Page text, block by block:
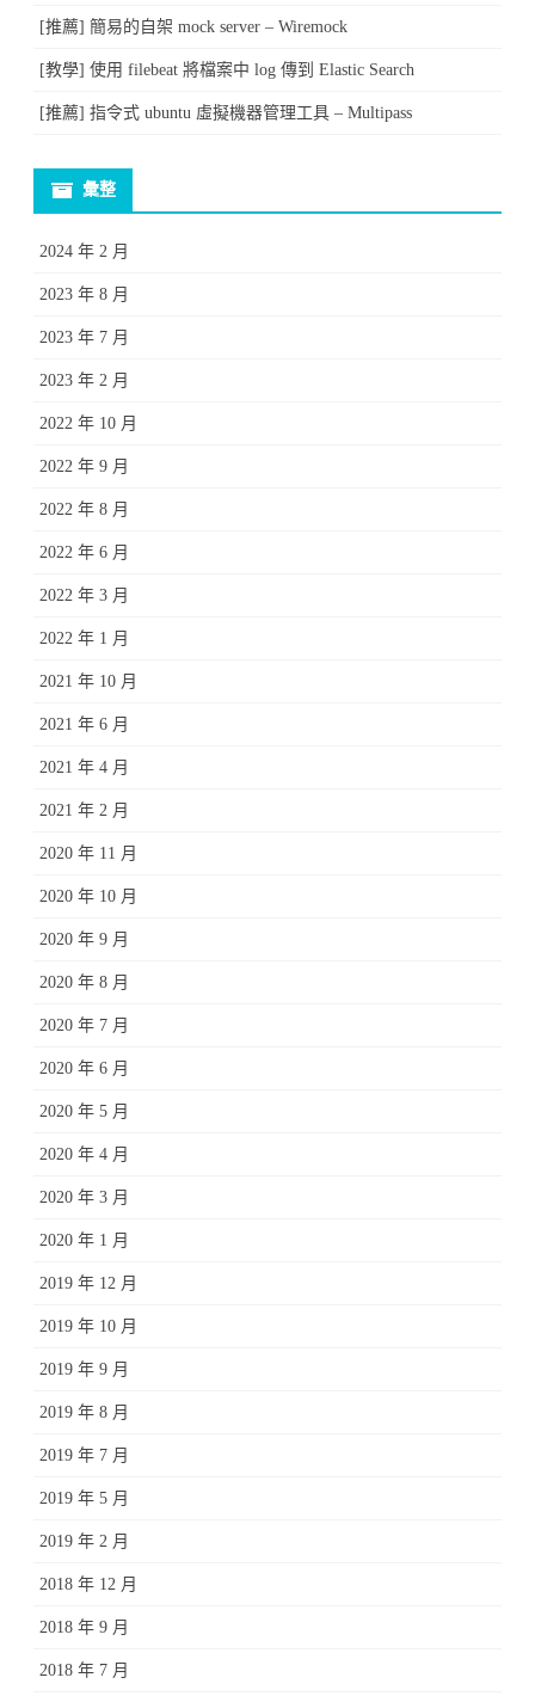
[推薦] 簡易的自架 mock server – Wiremock
[教學] 使用 filebeat 將檔案中 log 傳到 Elastic Search
[推薦] 指令式 ubuntu 虛擬機器管理工具 – Multipass
彙整
2024 年 2 月
2023 年 8 月
2023 年 7 月
2023 年 2 月
2022 年 10 月
2022 年 9 月
2022 年 8 月
2022 年 6 月
2022 年 3 月
2022 年 1 月
2021 年 10 月
2021 年 6 月
2021 年 4 月
2021 年 2 月
2020 年 11 月
2020 年 10 月
2020 年 9 月
2020 年 8 月
2020 年 7 月
2020 年 6 月
2020 年 5 月
2020 年 4 月
2020 年 3 月
2020 年 1 月
2019 年 12 月
2019 年 10 月
2019 年 9 月
2019 年 8 月
2019 年 7 月
2019 年 5 月
2019 年 2 月
2018 年 12 月
2018 年 9 月
2018 年 7 月